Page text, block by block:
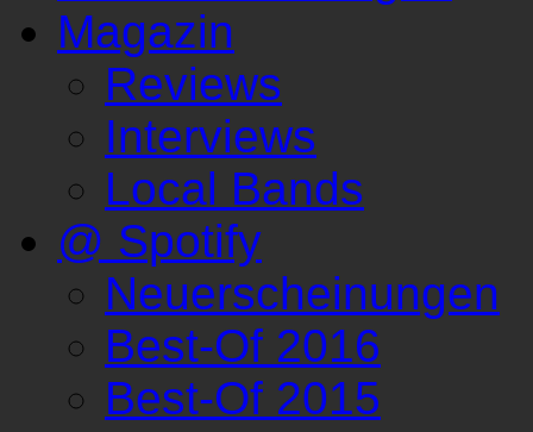
Magazin
Reviews
Interviews
Local Bands
@ Spotify
Neuerscheinungen
Best-Of 2016
Best-Of 2015